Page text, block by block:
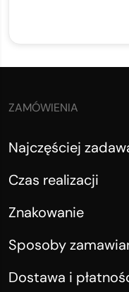
ZAMÓWIENIA
Najczęściej
Czas realizacji
Znakowanie
Sposoby
Dostawa i